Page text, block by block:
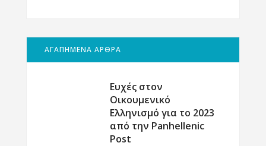
ΑΓΑΠΗΜΕΝΑ ΑΡΘΡΑ
Ευχές στον
Οικουμενικό
Ελληνισμό για το 2023
από την Panhellenic
Post